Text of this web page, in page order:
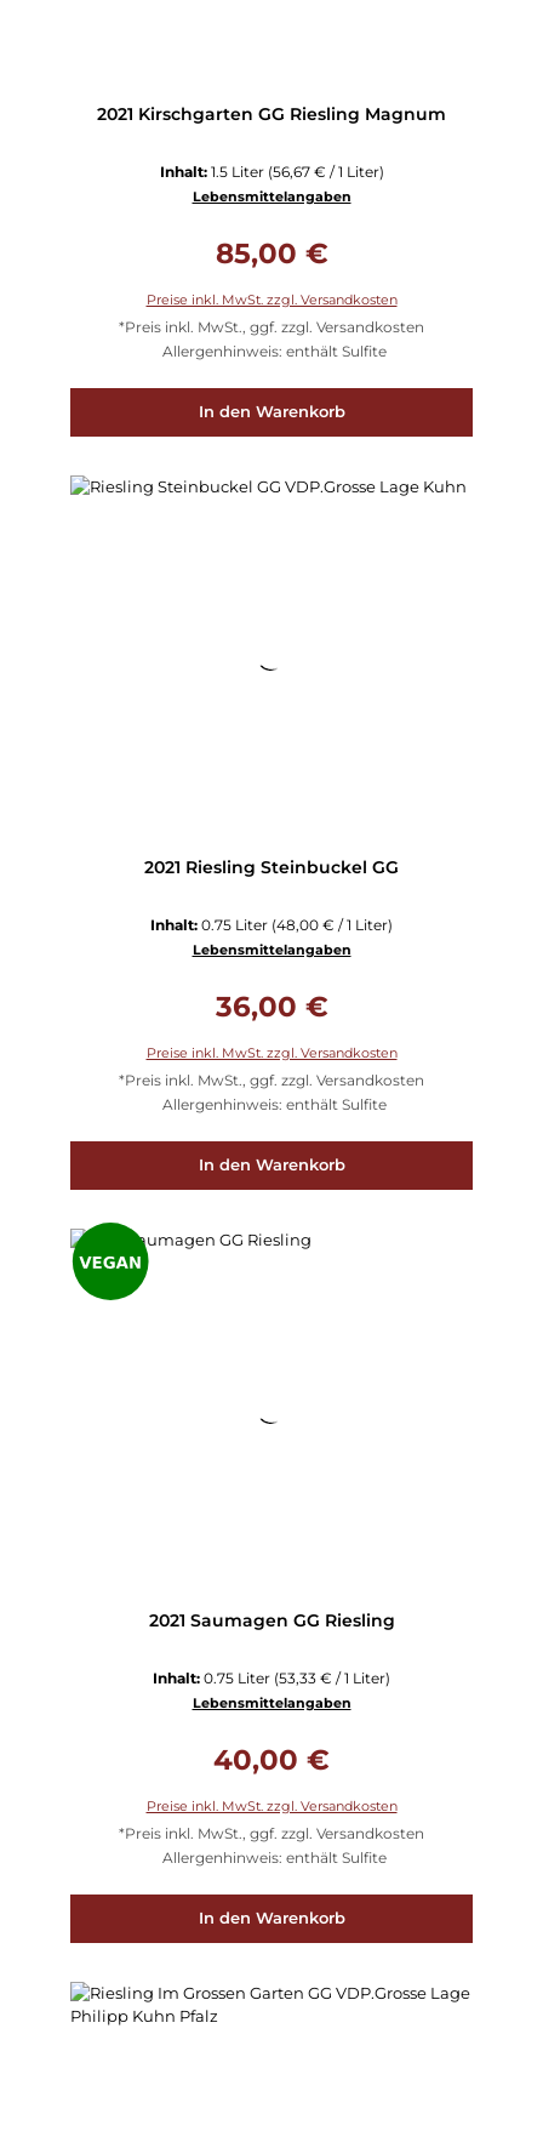
2021 Kirschgarten GG Riesling Magnum
Inhalt: 1.5 Liter (56,67 € / 1 Liter)
Lebensmittelangaben
85,00 €
Preise inkl. MwSt. zzgl. Versandkosten
*Preis inkl. MwSt., ggf. zzgl. Versandkosten
Allergenhinweis: enthält Sulfite
In den Warenkorb
2021 Riesling Steinbuckel GG
Inhalt: 0.75 Liter (48,00 € / 1 Liter)
Lebensmittelangaben
36,00 €
Preise inkl. MwSt. zzgl. Versandkosten
*Preis inkl. MwSt., ggf. zzgl. Versandkosten
Allergenhinweis: enthält Sulfite
In den Warenkorb
2021 Saumagen GG Riesling
Inhalt: 0.75 Liter (53,33 € / 1 Liter)
Lebensmittelangaben
40,00 €
Preise inkl. MwSt. zzgl. Versandkosten
*Preis inkl. MwSt., ggf. zzgl. Versandkosten
Allergenhinweis: enthält Sulfite
In den Warenkorb